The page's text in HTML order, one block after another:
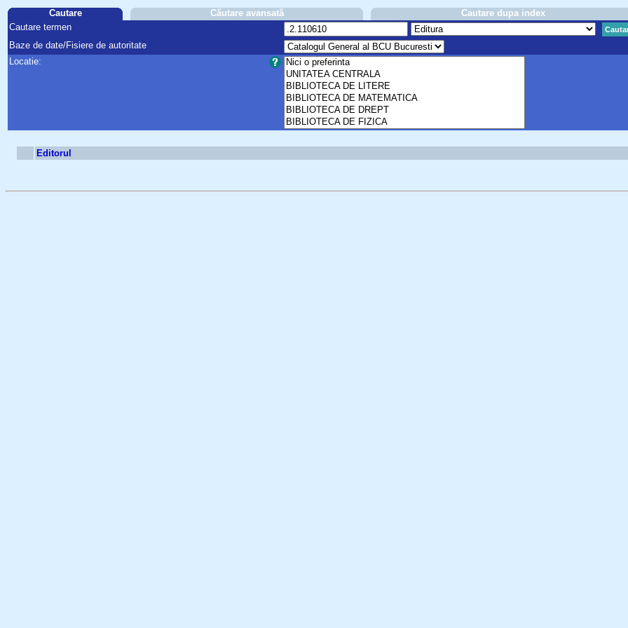
Cautare Căutare avansată Cautare dupa index
Cautare termen
Baze de date/Fisiere de autoritate
Locatie:
Editorul